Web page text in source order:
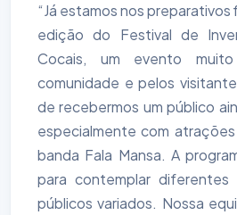
“Já estamos nos preparativos
edição do Festival de
Cocais, um evento
comunidade e pelos
de recebermos um público
especialmente com
banda Fala Mansa. A
para contemplar diferentes
públicos variados. Nossa